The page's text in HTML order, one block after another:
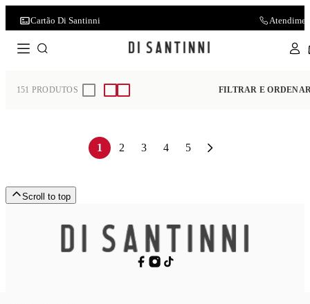
Cartão Di Santinni
151 PRODUTOS FILTRAR E
1 2 3 4 5
Scroll to top